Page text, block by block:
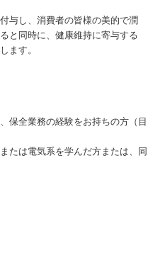
与し、消費者の皆様の美的で潤
と同時に、健康維持に寄与する
ます。
保全業務の経験をお持ちの方（目
たは電気系を学んだ方または、同